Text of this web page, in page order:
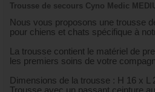
Trousse de secours Cyno Medic
Nous vous proposons une trousse
pour chiens et chats spécifique à
La trousse contient le matériel de
les premiers soins de votre
Dimensions de la trousse : H 16 x L